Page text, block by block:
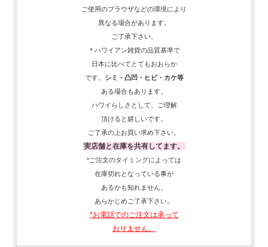
ご使用のブラウザなどの環境により
異なる場合があります。
ご了承下さい。
＊ハワイアン雑貨の品質基準で
日本に比べてとてもおおらか
です。
シミ・凸凹・ヒビ・カケ等
ある場合もあります。
ハワイらしさとして、
ご理解
頂ける と嬉しいです。
ご了承の上お買い求め下さい。
実店舗と在庫を共有してます。
*ご注文のタイミングによっては
在庫切れとなっている事が
あるかも知れません。
あらかじめご了承下さい。
*お電話でのご注文は承って
おりません。